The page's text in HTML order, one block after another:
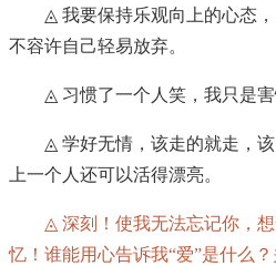
◬ 我要保持乐观向上的心态
不容许自己轻易放弃。
◬ 习惯了一个人笑，我只是害
◬ 学好无情，该走的就走，
上一个人还可以活得漂亮。
◬ 深刻！使我无法忘记你，
忆！谁能用心告诉我“爱”是什么